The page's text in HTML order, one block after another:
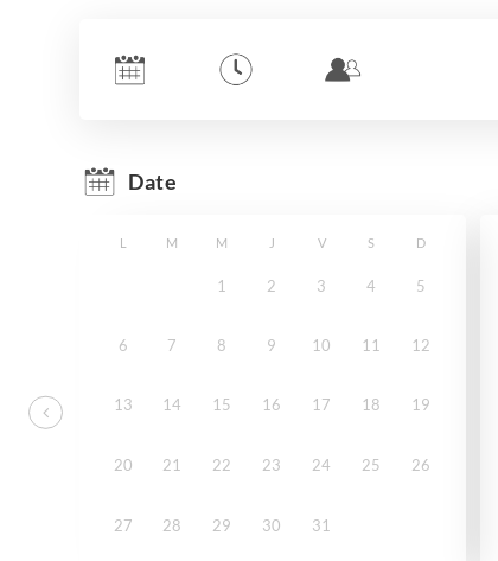
Date
L M M J V S D
1 2 3 4 5
6 7 8 9 10 11 12
13 14 15 16 17 18 19
20 21 22 23 24 25 26
27 28 29 30 31